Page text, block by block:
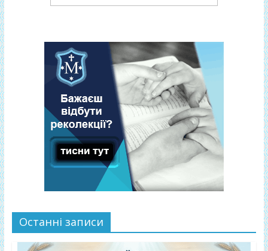
Останні записи